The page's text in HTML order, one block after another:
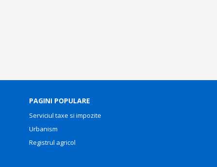
PAGINI POPULARE
Serviciul taxe si impozite
Urbanism
Registrul agricol